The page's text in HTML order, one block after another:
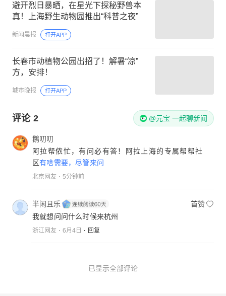
避开烈日暴晒，在星光下探秘野兽本
真！上海野生动物园推出“科普之夜”
新闻晨报 打开APP
长春市动植物公园出招了！解暑“凉”
方，安排！
城市晚报 打开APP
评论 2 @元宝 一起聊新闻
鹅叨叨
阿拉帮侬忙，有问必有答！阿拉上海的专属帮帮社
区有啥需要，尽管来问
北京网友 5分钟前
半闲且乐
首赞
我就想问问什么时候来杭州
浙江网友 6月4日 回复
已显示全部评论